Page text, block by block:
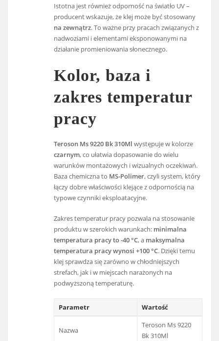
Istotna jest również odporność na światło UV –
producent wskazuje, że klej może być stosowany
na zewnątrz. To ważne przy pracach związanych z
nadwoziami i elementami eksponowanymi na
działanie promieniowania słonecznego.
Kolor, baza i
zakres temperatur
pracy
Teroson Ms 9220 Bk 310Ml występuje w kolorze
czarnym, co ułatwia dopasowanie do wielu
warunków montażowych i wizualnych oczekiwań.
Baza chemiczna to MS-Polimer, czyli system, który
łączy dobre właściwości klejące z odpornością na
typowe czynniki eksploatacyjne.
Zakres temperatur pracy pozwala na stosowanie
produktu w szerokich warunkach: minimalna
temperatura pracy to -40 °C, a maksymalna
temperatura pracy wynosi +100 °C. Dzięki temu
klej sprawdza się zarówno w chłodniejszych
strefach, jak i w miejscach narażonych na
podwyższoną temperaturę.
Parametr Wartość
Nazwa
Teroson Ms 9220
Bk 310Ml